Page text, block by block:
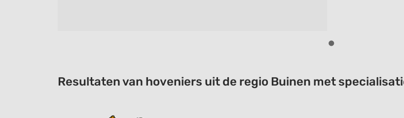
Resultaten van hoveniers uit de regio Buinen met